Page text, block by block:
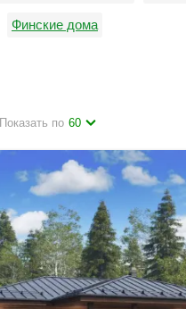
Финские дома
Показать по 60